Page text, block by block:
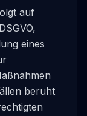
auf
eines
beruht